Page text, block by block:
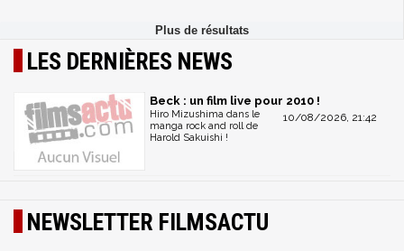
LES DERNIÈRES NEWS
Beck : un film live pour 2010 !
10/08/2026, 21:42
Hiro Mizushima dans le
manga rock and roll de
Harold Sakuishi !
NEWSLETTER FILMSACTU